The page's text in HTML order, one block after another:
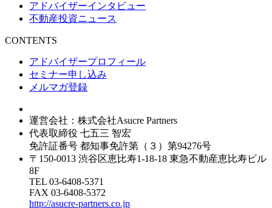
アドバイザーインタビュー
不動産投資ニュース
CONTENTS
アドバイザープロフィール
セミナー申し込み
メルマガ登録
運営会社：株式会社Asucre Partners
代表取締役 七五三 智宏
免許証番号 都知事免許第（３）第94276号
〒150-0013 渋谷区恵比寿1-18-18 東急不動産恵比寿ビル
8F
TEL 03-6408-5371
FAX 03-6408-5372
http://asucre-partners.co.jp